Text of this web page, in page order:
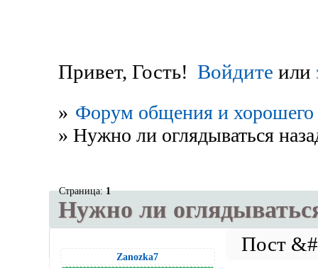
Привет, Гость! Войдите или
» Форум общения и хорошего
» Нужно ли оглядываться
Нужно ли
Страница:1
Zanozka7